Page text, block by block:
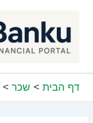
דף הבית שכר